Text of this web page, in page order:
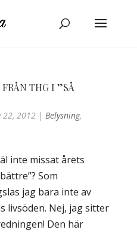
THG I ”SÅ
22, 2012| Belysning,
inte missat årets
Som
jag bara inte av
livsöden. Nej, jag sitter
Den här